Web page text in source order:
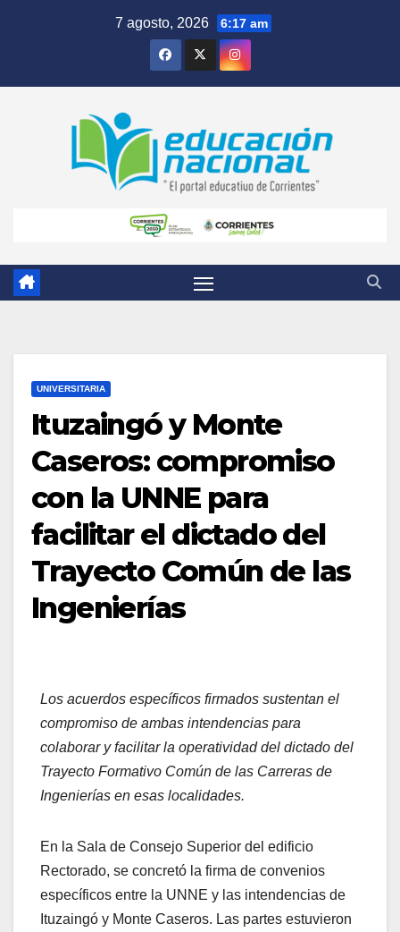
7 agosto, 2026 6:17 am
UNIVERSITARIA
Ituzaingó y Monte
Caseros: compromiso
con la UNNE para
facilitar el dictado del
Trayecto Común de las
Ingenierías
Los acuerdos específicos firmados sustentan el
compromiso de ambas intendencias para
colaborar y facilitar la operatividad del dictado del
Trayecto Formativo Común de las Carreras de
Ingenierías en esas localidades.
En la Sala de Consejo Superior del edificio
Rectorado, se concretó la firma de convenios
específicos entre la UNNE y las intendencias de
Ituzaingó y Monte Caseros. Las partes estuvieron